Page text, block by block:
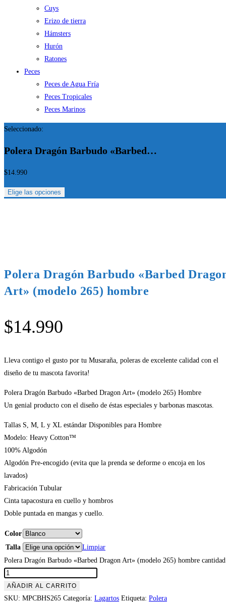
Cuys
Erizo de tierra
Hámsters
Hurón
Ratones
Peces
Peces de Agua Fría
Peces Tropicales
Peces Marinos
Seleccionado:
Polera Dragón Barbudo «Barbed…
$14.990
Elige las opciones
Polera Dragón Barbudo «Barbed
Art» (modelo 265) hombre
$14.990
Lleva contigo el gusto por tu Musaraña, poleras de excelente calidad con el
diseño de tu mascota favorita!
Polera Dragón Barbudo «Barbed Dragon Art» (modelo 265) Hombre
Un genial producto con el diseño de éstas especiales y barbonas mascotas.
Tallas S, M, L y XL estándar Disponibles para Hombre
Modelo: Heavy Cotton™
100% Algodón
Algodón Pre-encogido (evita que la prenda se deforme o encoja en los
lavados)
Fabricación Tubular
Cinta tapacostura en cuello y hombros
Doble puntada en mangas y cuello.
Color
Talla
Limpiar
Polera Dragón Barbudo «Barbed Dragon Art» (modelo 265) hombre cantidad
AÑADIR AL CARRITO
SKU: MPCBHS265 Categoría: Lagartos Etiqueta: Polera